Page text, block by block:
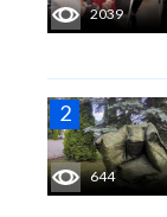
2039
644